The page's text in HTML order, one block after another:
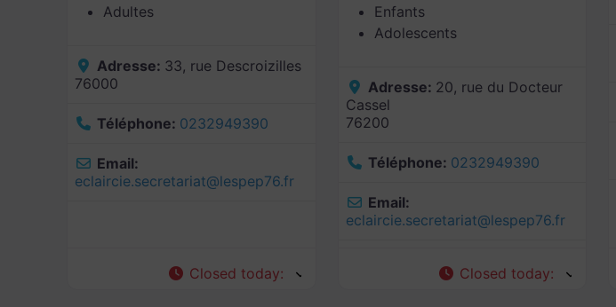
Adultes
Adresse: 33, rue Descroizilles
76000
Téléphone: 0232949390
Email:
eclaircie.secretariat@lespep76.fr
Closed today:
Enfants
Adolescents
Adresse: 20, rue du Docteur
Cassel
76200
Téléphone: 0232949390
Email:
eclaircie.secretariat@lespep76.fr
Closed today: